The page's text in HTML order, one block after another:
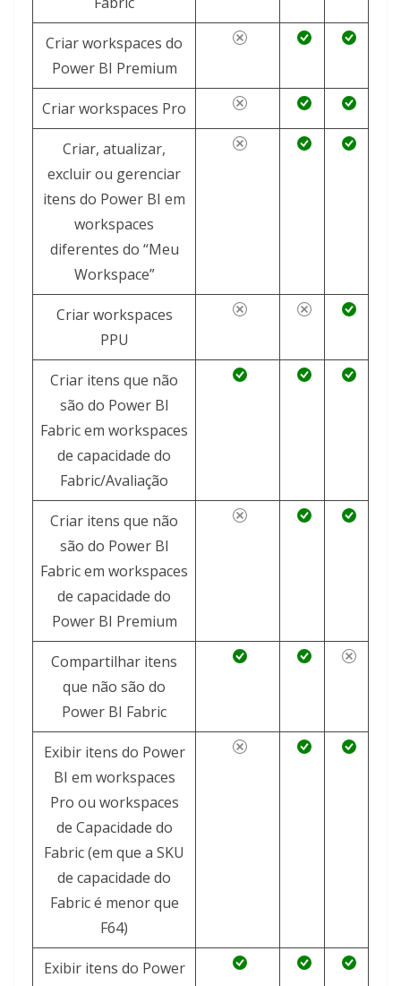
Criar workspaces do
Power BI Premium
Criar workspaces Pro
Criar, atualizar,
excluir ou gerenciar
itens do Power BI em
workspaces
diferentes do “Meu
Workspace”
Criar workspaces
PPU
Criar itens que não
são do Power BI
Fabric em workspaces
de capacidade do
Fabric/Avaliação
Criar itens que não
são do Power BI
Fabric em workspaces
de capacidade do
Power BI Premium
Compartilhar itens
que não são do
Power BI Fabric
Exibir itens do Power
BI em workspaces
Pro ou workspaces
de Capacidade do
Fabric (em que a SKU
de capacidade do
Fabric é menor que
F64)
Exibir itens do Power